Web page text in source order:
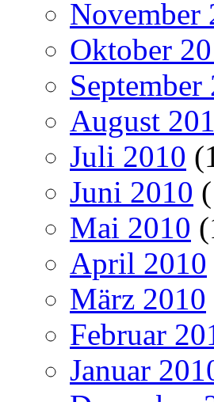
November
Oktober
September
August
Juli 2010
Juni 2010
Mai 2010
April 2010
März 2010
Februar
Januar